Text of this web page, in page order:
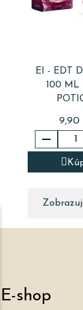
EI - EDT
100 ML
9,90

E-shop